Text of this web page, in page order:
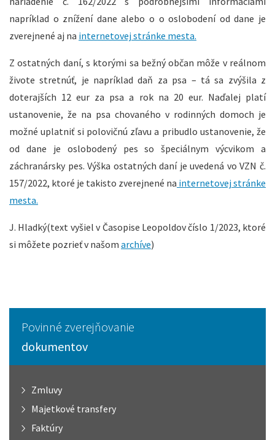
napríklad o znížení dane alebo o o oslobodení od dane je
zverejnené aj na internetovej stránke mesta.
Z ostatných daní, s ktorými sa bežný občan môže v reálnom
živote stretnúť, je napríklad daň za psa – tá sa zvýšila z
doterajších 12 eur za psa a rok na 20 eur. Naďalej platí
ustanovenie, že na psa chovaného v rodinných domoch je
možné uplatniť si polovičnú zľavu a pribudlo ustanovenie, že
od dane je oslobodený pes so špeciálnym výcvikom a
záchranársky pes. Výška ostatných daní je uvedená vo VZN č.
157/2022, ktoré je takisto zverejnené na internetovej stránke
mesta.
J. Hladký(text vyšiel v Časopise Leopoldov číslo 1/2023, ktoré
si môžete pozrieť v našom archíve)
Povinné zverejňovanie
dokumentov
Zmluvy
Majetkové transfery
Faktúry